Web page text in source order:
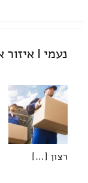
נעמי I איזור אילת והערבה שירותי הובלה
רצון […]